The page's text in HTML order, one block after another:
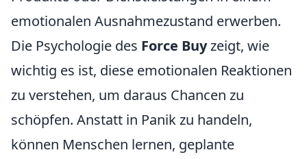
emotionalen Ausnahmezustand erwerben.
Die Psychologie des Force Buyzeigt, wie
wichtig es ist, diese emotionalen Reaktionen
zu verstehen, um daraus Chancen zu
schöpfen. Anstatt in Panik zu handeln,
können Menschen lernen, geplante